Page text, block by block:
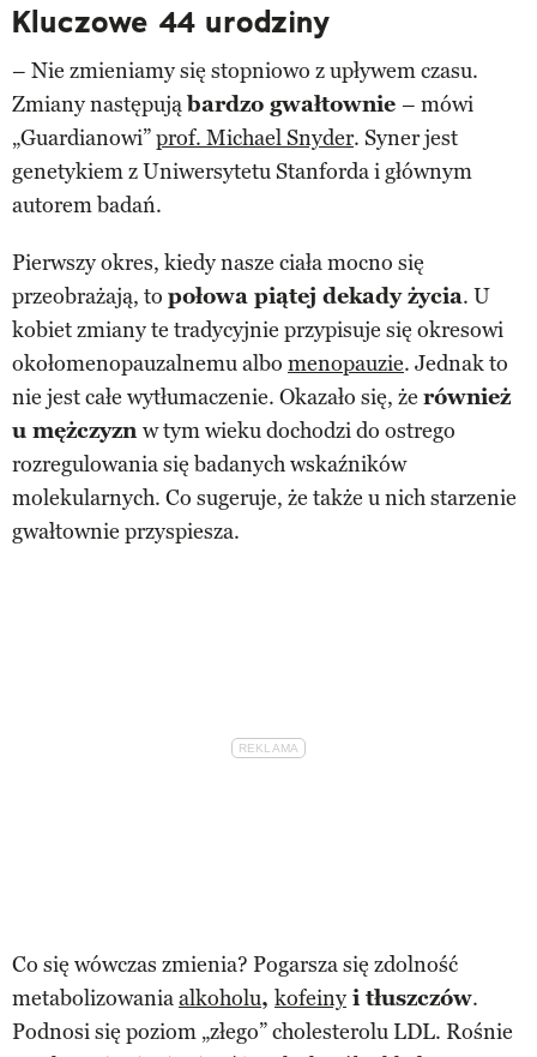
Kluczowe 44 urodziny
– Nie zmieniamy się stopniowo z upływem czasu.
Zmiany następująbardzo gwałtownie – mówi
„Guardianowi”prof. Michael Snyder. Syner jest
genetykiem z Uniwersytetu Stanforda i głównym
autorem badań.
Pierwszy okres, kiedy nasze ciała mocno się
przeobrażają, to połowa piątej dekady życia. U
kobiet zmiany te tradycyjnie przypisuje się okresowi
okołomenopauzalnemu albo menopauzie. Jednak to
nie jest całe wytłumaczenie. Okazało się, że również
u mężczyzn w tym wieku dochodzi do ostrego
rozregulowania się badanych wskaźników
molekularnych. Co sugeruje, że także u nich starzenie
gwałtownie przyspiesza.
Co się wówczas zmienia? Pogarsza się zdolność
metabolizowaniaalkoholu, kofeiny i tłuszczów.
Podnosi się poziom „złego” cholesterolu LDL. Rośnie